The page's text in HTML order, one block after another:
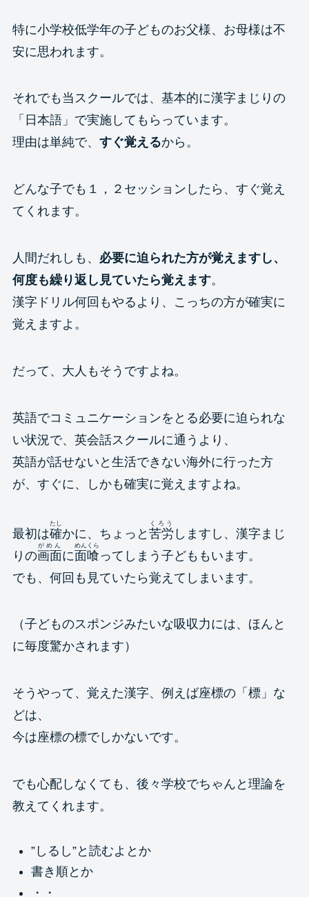
特に小学校低学年の子どものお父様、お母様は不
安に思われます。
それでも当スクールでは、基本的に漢字まじりの
「日本語」で実施してもらっています。
理由は単純で、 すぐ覚えるから。
どんな子でも１，２セッションしたら、すぐ覚え
てくれます。
人間だれしも、 必要に迫られた方が覚えますし、
何度も繰り返し見ていたら覚えます。
漢字ドリル何回もやるより、こっちの方が確実に
覚えますよ。
だって、大人もそうですよね。
英語でコミュニケーションをとる必要に迫られな
い状況で、英会話スクールに通うより、
英語が話せないと生活できない海外に行った方
が、すぐに、しかも確実に覚えますよね。
最初は確
たし
かに、ちょっと 苦労
くろう
しますし、漢字まじ
りの画面
がめん
に面喰
めんくら
ってしまう子どももいます。
でも、何回も見ていたら覚えてしまいます。
（子どものスポンジみたいな吸収力には、ほんと
に毎度驚かされます）
そうやって、覚えた漢字、例えば座標の「標」な
どは、
今は座標の標でしかないです。
でも心配しなくても、後々学校でちゃんと理論を
教えてくれます。
”しるし”と読むよとか
書き順とか
・・